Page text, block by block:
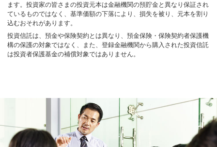
ます。投資家の皆さまの投資元本は金融機関の預貯金と異なり保証され
ているものではなく、基準価額の下落により、損失を被り、元本を割り
込むおそれがあります。
投資信託は、預金や保険契約とは異なり、預金保険・保険契約者保護機
構の保護の対象ではなく、また、登録金融機関から購入された投資信託
は投資者保護基金の補償対象ではありません。